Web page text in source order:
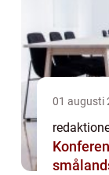
01 augusti
Konferens växjö